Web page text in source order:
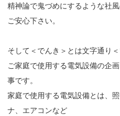
精神論で鬼づめにするような社
ご安心下さい。
そして＜でんき＞とは文字通り＜
ご家庭で使用する電気設備の企
事です。
家庭で使用する電気設備とは、
ナ、エアコンなど